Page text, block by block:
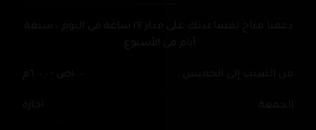
دعمنا متاح لمساعدتك على مدار ٢٤ ساعة في اليوم ، سبعة
أيام في الأسبوع.
من السبت إلى الخميس ١٠:٠٠ص - ٠ ٦:٠٠م
الجمعة اجازة